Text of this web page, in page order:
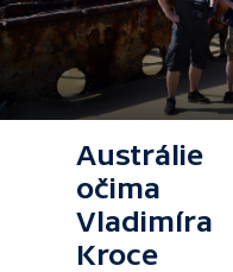
Austrálie
očima
Vladimíra
Kroce